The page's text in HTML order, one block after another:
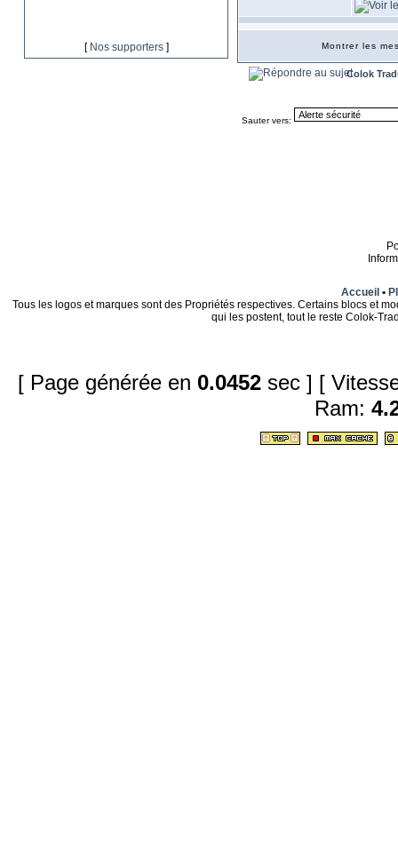
[ Nos supporters] Montrer les
Colok
Sauter vers:
Accueil •
Tous les logos et marques sont des Propriétés respectives. Certains blocs et
qui les postent, tout le reste Colok-
[ Page générée en 0.0452 sec ] [
Ram: